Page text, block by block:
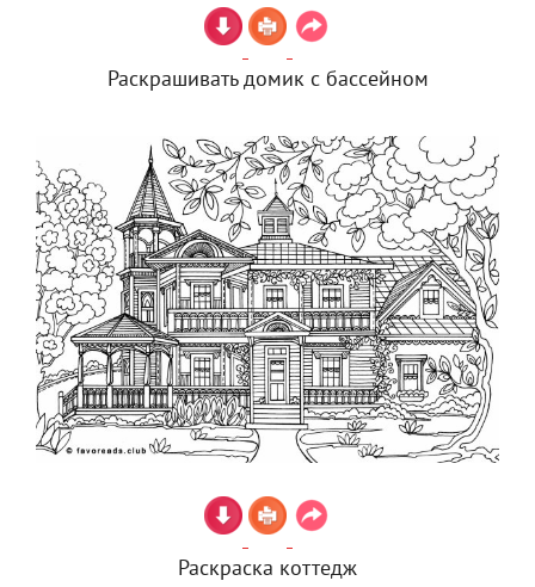
Раскрашивать домик с бассейном
Раскраска коттедж